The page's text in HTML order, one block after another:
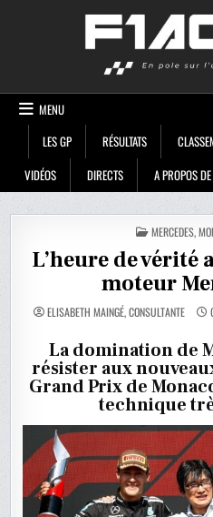
MENU
LES GP
RÉSULTATS
VIDÉOS
DIRECTS A PROPOS
POSTED
IN
MERCEDES,
L’heure de vérité
moteur
ELISABETH MAINGÉ, CONSULTANTE
La domination de
résister aux
Grand Prix de
technique